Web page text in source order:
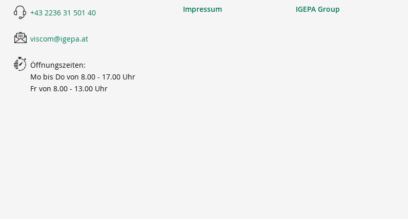
+43 2236 31 501 40
viscom@igepa.at
Öffnungszeiten:
Mo bis Do von 8.00 - 17.00 Uhr
Fr von 8.00 - 13.00 Uhr
Impressum
IGEPA Group